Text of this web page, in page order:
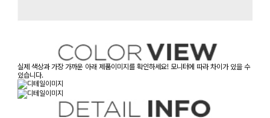
실제 색상과 가장 가까운 아래 제품이미지를 확인하세요! 모니터에 따라 차이가 있을 수
있습니다.